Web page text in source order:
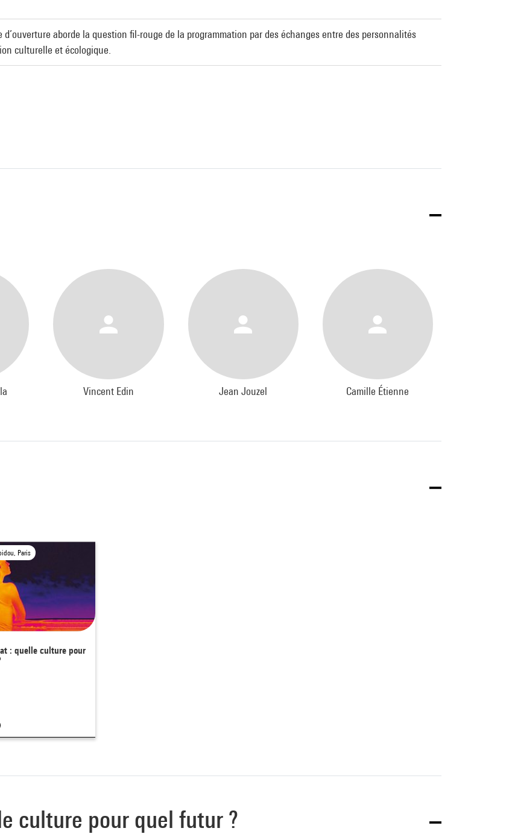
aborde la question fil-rouge de la programmation par des échanges entre des personnalités
culturelle et écologique.
Vincent Edin Jean Jouzel Camille Étienne
Paris
: quelle culture pour
culture pour quel futur ?